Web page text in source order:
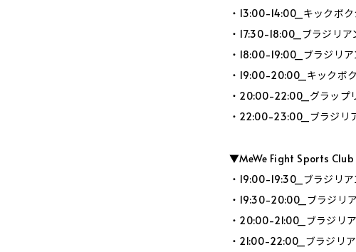
・13:00-14:00_キックボ
・17:30-18:00_ブラジリ
・18:00-19:00_ブラジリ
・19:00-20:00_キックボ
・20:00-22:00_グラップ
・22:00-23:00_ブラジリ
▼MeWe Fight Sports Club
・19:00-19:30_ブラジリ
・19:30-20:00_ブラジリ
・20:00-21:00_ブラジリ
・21:00-22:00_ブラジリ